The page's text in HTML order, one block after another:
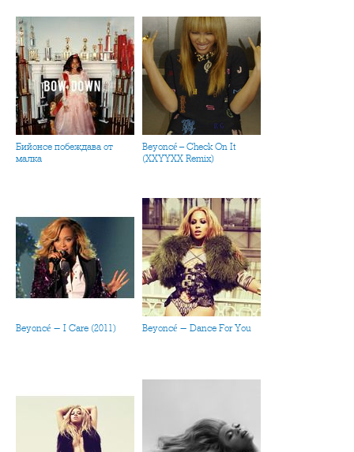
Бийонсе побеждава от
малка
Beyoncé – Check On It
(XXYYXX Remix)
Beyoncé - I Care (2011) Beyoncé - Dance For You